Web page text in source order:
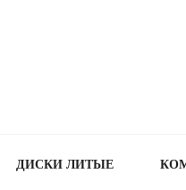
ДИСКИ ЛИТЫЕ